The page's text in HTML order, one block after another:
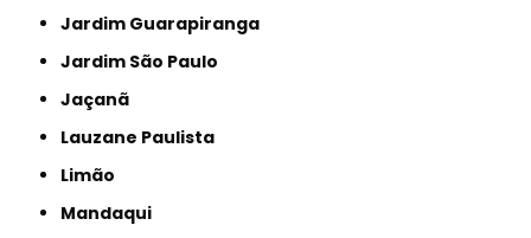
Jardim Guarapiranga
Jardim São Paulo
Jaçanã
Lauzane Paulista
Limão
Mandaqui